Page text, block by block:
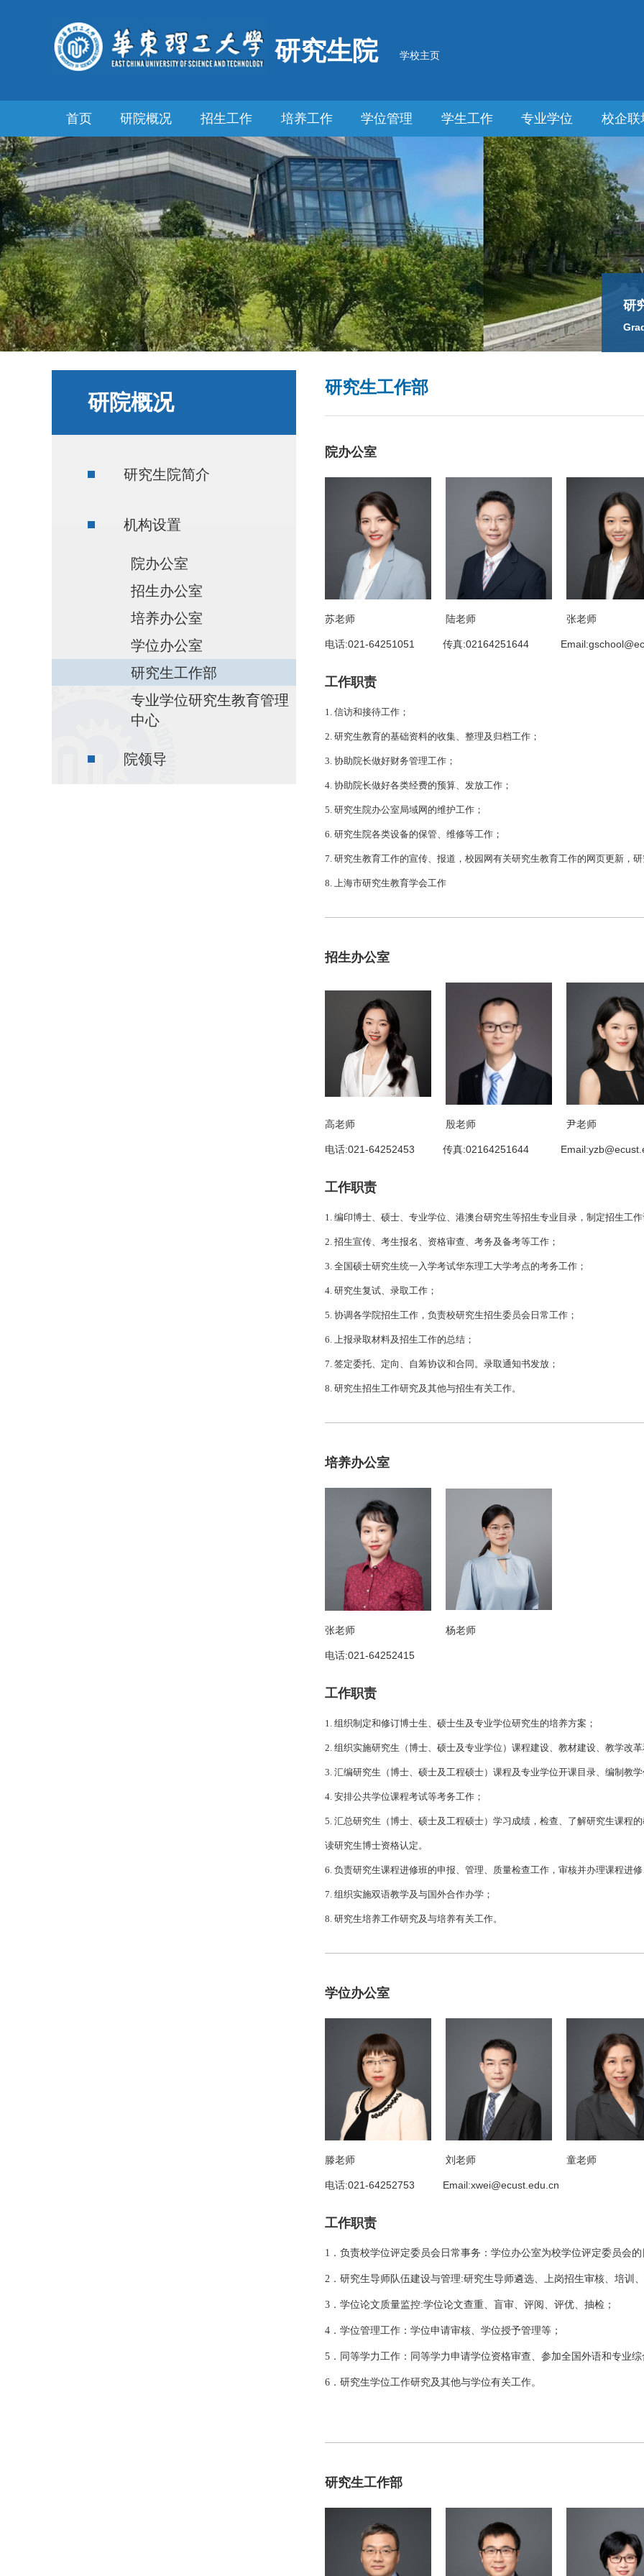
研究生院 学校主页
首页 研院概况 招生工作 培养工作 学位管理 学生工作 专业学位 校企联
研
研院概况
研究生院简介
机构设置
院办公室
招生办公室
培养办公室
学位办公室
研究生工作部
专业学位研究生教育管理
中心
院领导
研究生工作部
院办公室
苏老师 陆老师 张老师
电话:021-64251051 传真:02164251644
工作职责
1. 信访和接待工作；
2. 研究生教育的基础资料的收集、整理及归档工作；
3. 协助院长做好财务管理工作；
4. 协助院长做好各类经费的预算、发放工作；
5. 研究生院办公室局域网的维护工作；
6. 研究生院各类设备的保管、维修等工作；
7. 研究生教育工作的宣传、报道，校园网有关研究生教育工作的网页更新，研
8. 上海市研究生教育学会工作
招生办公室
高老师 殷老师 尹老师
电话:021-64252453 传真:02164251644
工作职责
1. 编印博士、硕士、专业学位、港澳台研究生等招生专业目录，制定招生工作
2. 招生宣传、考生报名、资格审查、考务及备考等工作；
3. 全国硕士研究生统一入学考试华东理工大学考点的考务工作；
4. 研究生复试、录取工作；
5. 协调各学院招生工作，负责校研究生招生委员会日常工作；
6. 上报录取材料及招生工作的总结；
7. 签定委托、定向、自筹协议和合同。录取通知书发放；
8. 研究生招生工作研究及其他与招生有关工作。
培养办公室
张老师 杨老师
电话:021-64252415
工作职责
1. 组织制定和修订博士生、硕士生及专业学位研究生的培养方案；
2. 组织实施研究生（博士、硕士及专业学位）课程建设、教材建设、教学改
3. 汇编研究生（博士、硕士及工程硕士）课程及专业学位开课目录、编制教
4. 安排公共学位课程考试等考务工作；
5. 汇总研究生（博士、硕士及工程硕士）学习成绩，检查、了解研究生课程
读研究生博士资格认定。
6. 负责研究生课程进修班的申报、管理、质量检查工作，审核并办理课程进修
7. 组织实施双语教学及与国外合作办学；
8. 研究生培养工作研究及与培养有关工作。
学位办公室
滕老师 刘老师 童老师
电话:021-64252753 Email:xwei@ecust.edu.cn
工作职责
1． 负责校学位评定委员会日常事务：学位办公室为校学位评定委员会
2． 研究生导师队伍建设与管理:研究生导师遴选、 上岗招生审核、 培训
3． 学位论文质量监控:学位论文查重、盲审、评阅、评优、 抽检 ；
4． 学位管理工作：学位申请审核、学位授予管理等；
5． 同等学力工作： 同等学力申请学位资格审查、参加全国外语和专业综
6． 研究生学位工作研究及其他与学位有关工作。
研究生工作部